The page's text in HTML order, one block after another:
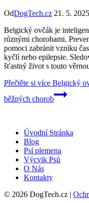
OdDogTech.cz 21. 5. 2025
Belgický ovčák je
různými chorobami.
pomoci zabránit vzniku
kyčlí nebo epilepsie.
šťastný život s touto
Přečtěte si více Belgický
běžných chorob
Úvodní Stránka
Blog
Psí plemena
Výcvik Psů
O Nás
Kontakty
© 2026 DogTech.cz |